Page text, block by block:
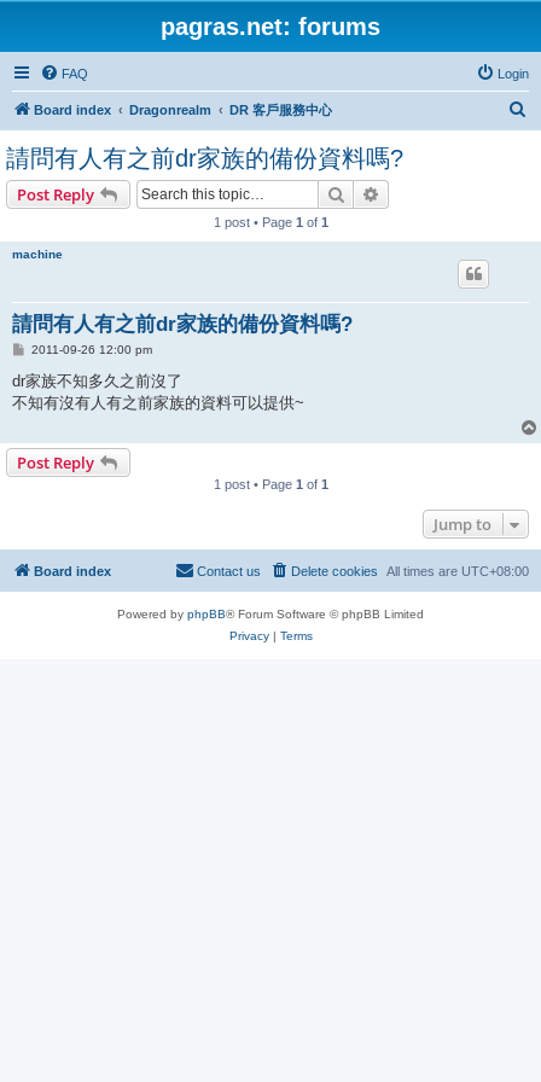
pagras.net: forums
FAQ Login
Board index Dragonrealm DR 客戶服務中心
請問有人有之前dr家族的備份資料嗎?
Post Reply Search
1 post • Page 1 of 1
machine
請問有人有之前dr家族的備份資料嗎?
P
s
t
2011-09-26 12:00 pm
dr家族不知多久之前沒了
不知有沒有人有之前家族的資料可以提供~
Post Reply
1 post • Page 1 of 1
Jump to
Board index All times are UTC+08:00
Delete cookies
Contact us
Powered by phpBB® Forum Software © phpBB Limited
Privacy| Terms